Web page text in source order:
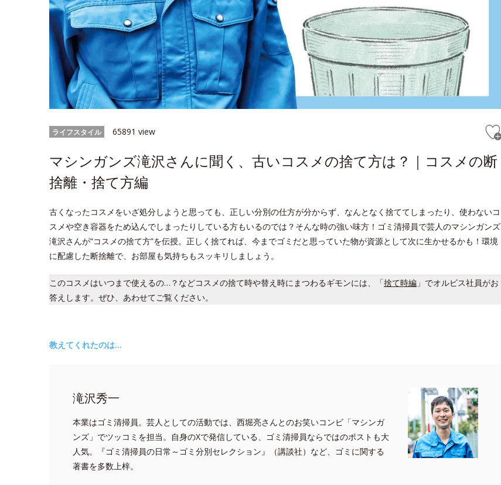
ライフスタイル 65891 view
マシンガンズ滝沢さんに聞く、古いコスメの捨て方は？｜コスメの断
捨離・捨て方編
古くなったコスメをいざ処分しようと思っても、正しい分別の仕方が分からず、なんとなく捨ててしまったり、使わないコ
スメや空き容器をため込んでしまったりしている方もいるのでは？そんな時の強い味方！ゴミ清掃員で芸人のマシンガンズ
滝沢さんが“コスメの捨て方”を伝授。正しく捨てれば、今までゴミだと思っていた物が資源として次に生かせるかも！環境
に配慮した断捨離で、お部屋も気持ちもスッキリしましょう。
このコスメはいつまで使えるの…？などコスメの捨て時や替え時にまつわるギモンには、「捨て時編 」でオルビス社員がお
答えします。ぜひ、あわせてご覧ください。
教えてくれたのは…
滝沢秀一
本業はゴミ清掃員。芸人としての活動では、西堀亮さんとのお笑いコンビ「マシンガ
ンズ」でツッコミを担当。自身のXで発信している、ゴミ清掃員ならではのポストも大
人気。『ゴミ清掃員の日常～ゴミ分別セレクション』（講談社）など、ゴミに関する
著書を多数上梓。